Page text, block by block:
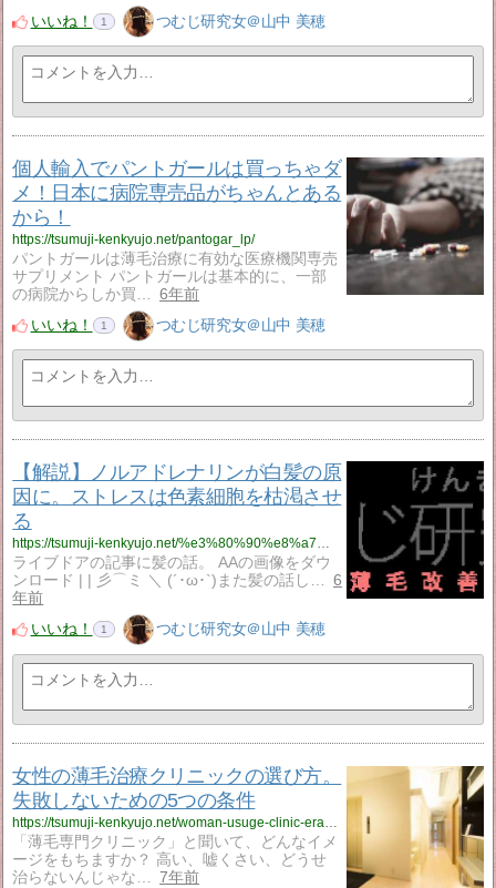
いいね！
1 つむじ研究女＠山中 美穂
個人輸入でパントガールは買っちゃダ
メ！日本に病院専売品がちゃんとある
から！
https://tsumuji-kenkyujo.net/pantogar_lp/
パントガールは薄毛治療に有効な医療機関専売
サプリメント パントガールは基本的に、一部
の病院からしか買…
6年前
いいね！
1 つむじ研究女＠山中 美穂
【解説】ノルアドレナリンが白髪の原
因に。ストレスは色素細胞を枯渇させ
る
https://tsumuji-kenkyujo.net/%e3%80%90%e8%a7%a3%e8%aa%ac%e3%80%91%e3%83%8e%e3%83%ab%e3%82%a2%e3%83%89%e3%83%ac%e3%83%8a%e3%83%aa%e3%83%b3%e3%81%8c%e7%99%bd%e9%ab%aa%e3%81%ae%e5%8e%9f%e5%9b%a0%e3%81%ab%e3%80%82%e3%82%b9%e3%83%88/
ライブドアの記事に髪の話。 AAの画像をダウ
ンロード | | 彡⌒ミ ＼ (´･ω･`)また髪の話し…
6
年前
いいね！
1 つむじ研究女＠山中 美穂
女性の薄毛治療クリニックの選び方。
失敗しないための5つの条件
https://tsumuji-kenkyujo.net/woman-usuge-clinic-erabikata/
「薄毛専門クリニック」と聞いて、どんなイメ
ージをもちますか？ 高い、嘘くさい、どうせ
治らないんじゃな…
7年前